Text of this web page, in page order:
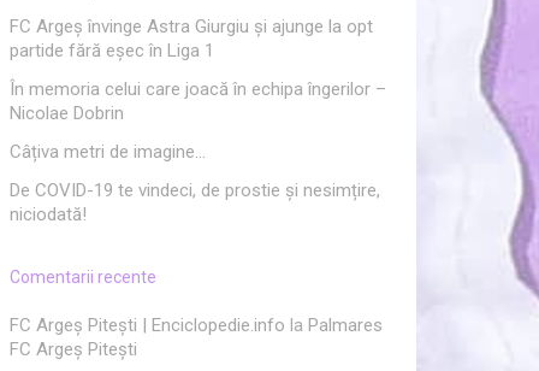
FC Argeș învinge Astra Giurgiu și ajunge la opt
partide fără eșec în Liga 1
În memoria celui care joacă în echipa îngerilor –
Nicolae Dobrin
Câțiva metri de imagine…
De COVID-19 te vindeci, de prostie și nesimțire,
niciodată!
Comentarii recente
FC Argeș Pitești | Enciclopedie.info laPalmares
FC Argeș Pitești